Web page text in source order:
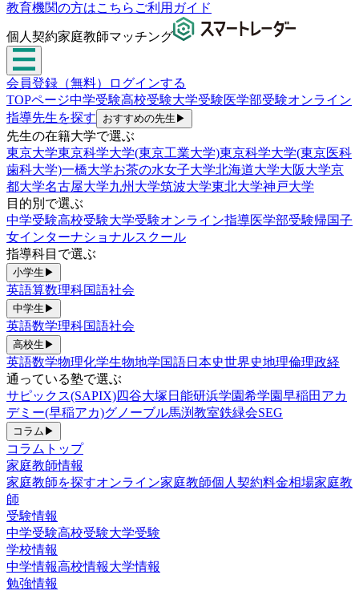
教育機関の方はこちら ご利用ガイド
個人契約家庭教師マッチング
会員登録（無料）
ログインする
TOPページ中学受験高校受験大学受験医学部受験オンライン
指導先生を探す おすすめの先生 ▶
先生の在籍大学で選ぶ
東京大学東京科学大学(東京工業大学)東京科学大学(東京医科
歯科大学)一橋大学お茶の水女子大学北海道大学大阪大学京
都大学名古屋大学九州大学筑波大学東北大学神戸大学
目的別で選ぶ
中学受験高校受験大学受験オンライン指導医学部受験帰国子
女インターナショナルスクール
指導科目で選ぶ
小学生 ▶
英語算数理科国語社会
中学生 ▶
英語数学理科国語社会
高校生 ▶
英語数学物理化学生物地学国語日本史世界史地理倫理政経
通っている塾で選ぶ
サピックス(SAPIX)四谷大塚 日能研浜学園希学園早稲田アカ
デミー(早稲アカ)グノーブル馬渕教室鉄緑会SEG
コラム ▶
コラムトップ
家庭教師情報
家庭教師を探すオンライン家庭教師個人契約料金相場家庭教
師
受験情報
中学受験高校受験大学受験
学校情報
中学情報高校情報大学情報
勉強情報